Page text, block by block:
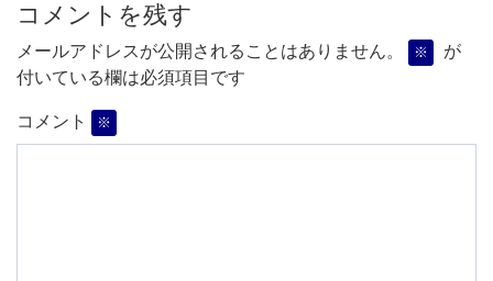
コメントを残す
メールアドレスが公開されることはありません。 ※
が
付いている欄は必須項目です
コメント ※